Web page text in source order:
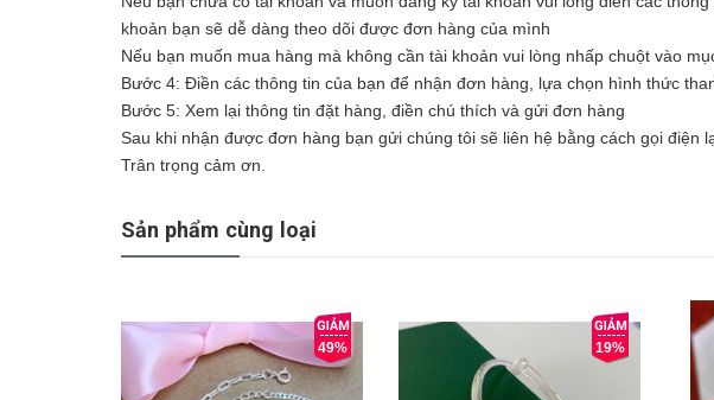
khoản bạn sẽ dễ dàng theo dõi được đơn hàng của mình
Nếu bạn muốn mua hàng mà không cần tài khoản vui lòng nhấp chuột vào
Bước 4: Điền các thông tin của bạn để nhận đơn hàng, lựa chọn hình thức
Bước 5: Xem lại thông tin đặt hàng, điền chú thích và gửi đơn hàng
Sau khi nhận được đơn hàng bạn gửi chúng tôi sẽ liên hệ bằng cách gọi điện
Trân trọng cảm ơn.
Sản phẩm cùng loại
49% 19%